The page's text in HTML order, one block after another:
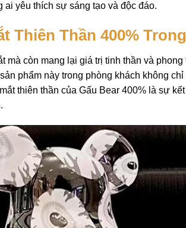
yêu thích sự sáng tạo và độc đáo.
Thiên Thần 400%
còn mang lại giá trị tinh thần và
phẩm này trong phòng khách không
thiên thần của Gấu Bear 400% là sự